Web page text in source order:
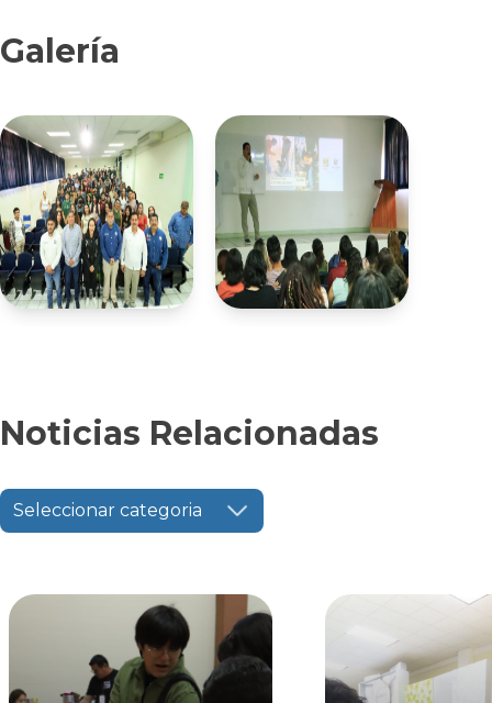
Galería
Noticias Relacionadas
Seleccionar categoria